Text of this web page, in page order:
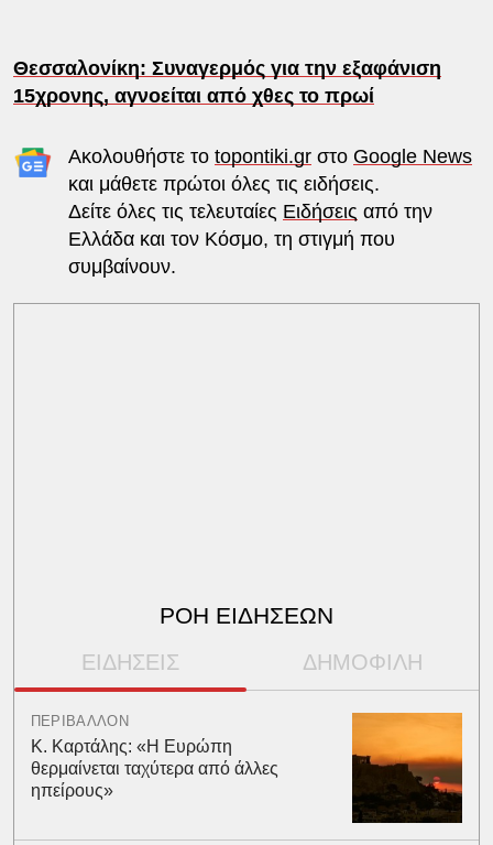
Θεσσαλονίκη: Συναγερμός για την εξαφάνιση
15χρονης, αγνοείται από χθες το πρωί
Ακολουθήστε το topontiki.grστο Google News
και μάθετε πρώτοι όλες τις ειδήσεις.
Δείτε όλες τις τελευταίες Ειδήσεις από την
Ελλάδα και τον Κόσμο, τη στιγμή που
συμβαίνουν.
ΡΟΗ ΕΙΔΗΣΕΩΝ
ΕΙΔΗΣΕΙΣ ΔΗΜΟΦΙΛΗ
ΠΕΡΙΒΑΛΛΟΝ
Κ. Καρτάλης: «Η Ευρώπη
θερμαίνεται ταχύτερα από άλλες
ηπείρους»